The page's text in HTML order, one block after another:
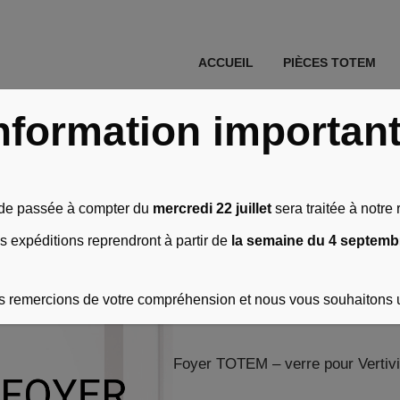
ACCUEIL PIÈCES TOTEM
Verre pour Vertivision 900 Ambiance
Verre pour
Ambiance
Foyer TOTEM – verre pour
passée à compter du mercredi 22 juillet sera traitée à notre
expéditions reprendront à partir de la semaine du 4
remercions de votre compréhension et nous vous souhaitons